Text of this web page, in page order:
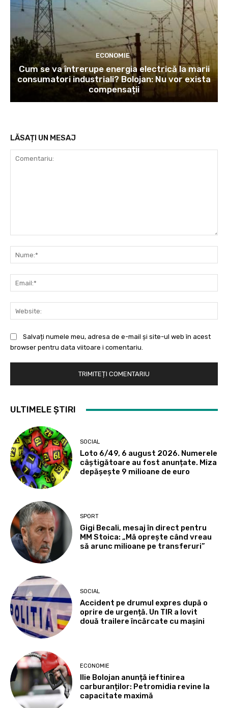
ECONOMIE
Cum se va întrerupe energia electrică la marii
consumatori industriali? Bolojan: Nu vor exista
compensații
LĂSAȚI UN MESAJ
Salvați numele meu, adresa de e-mail și site-ul web în acest
browser pentru data viitoare i comentariu.
ULTIMELE ȘTIRI
SOCIAL
Loto 6/49, 6 august 2026. Numerele
câștigătoare au fost anunțate. Miza
depășește 9 milioane de euro
SPORT
Gigi Becali, mesaj în direct pentru
MM Stoica: „Mă oprește când vreau
să arunc milioane pe transferuri”
SOCIAL
Accident pe drumul expres după o
oprire de urgență. Un TIR a lovit
două trailere încărcate cu mașini
ECONOMIE
Ilie Bolojan anunță ieftinirea
carburanților: Petromidia revine la
capacitate maximă